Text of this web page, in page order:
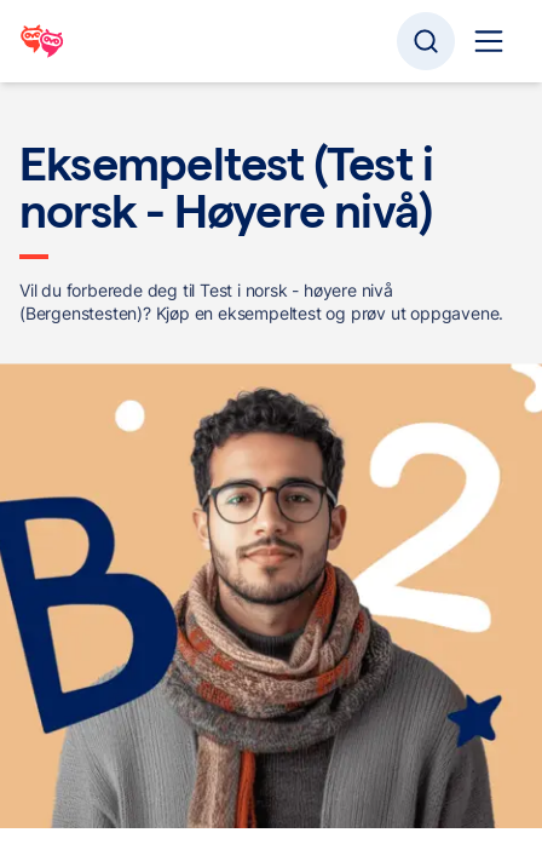
Eksempeltest (Test i
norsk - Høyere nivå)
Vil du forberede deg til Test i norsk - høyere nivå
(Bergenstesten)? Kjøp en eksempeltest og prøv ut oppgavene.